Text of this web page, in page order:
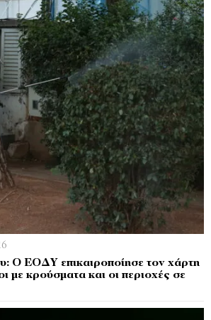
Ο ΕΟΔΥ επικαιροποίησε τον χάρτη
με κρούσματα και οι περιοχές σε